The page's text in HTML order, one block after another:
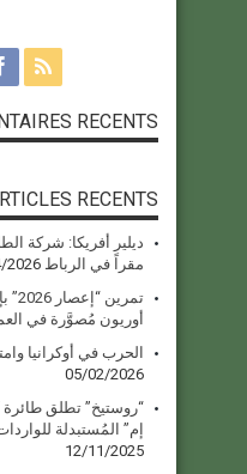
RECENTS
RECENTS
ديلير أفريكا: شركة
مقراً في الرباط 2026
أوريون مُصوَّرة في
الحرب في أوكرانيا
05/02/2026
إم” المُستبدلة
12/11/2025